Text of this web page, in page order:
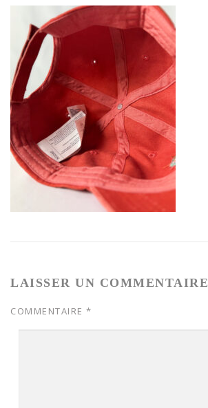
LAISSER UN COMMENTAIRE
COMMENTAIRE *